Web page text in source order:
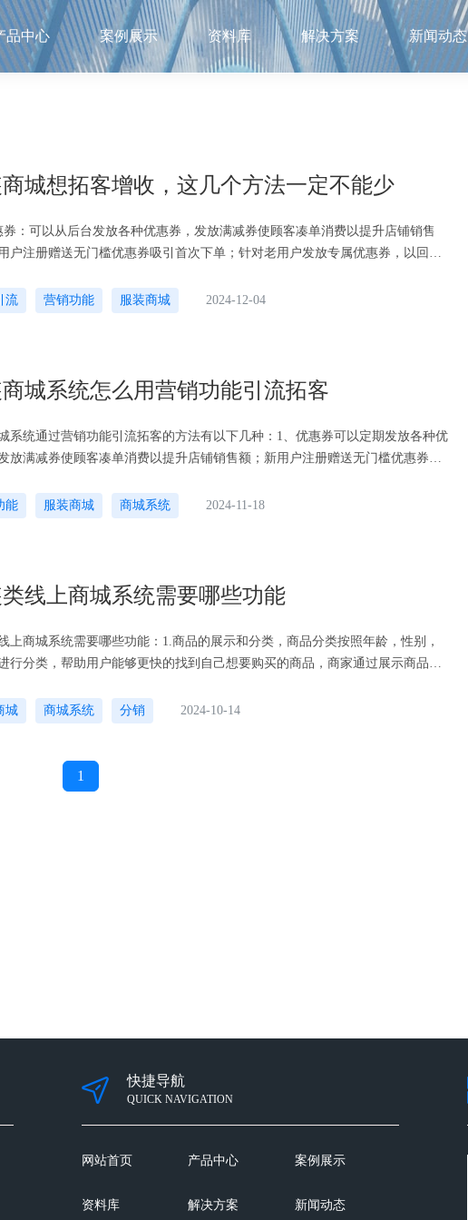
品中心 案例展示 资料库 解决方案 新闻动态
城想拓客增收，这几个方法一定不能少
券：可以从后台发放各种优惠券，发放满减券使顾客凑单消费以提升店铺销售
户注册赠送无门槛优惠券吸引首次下单；针对老用户发放专属优惠券，以回馈
流
营销功能 服装商城 2024-12-04
城系统怎么用营销功能引流拓客
系统通过营销功能引流拓客的方法有以下几种：1、优惠券可以定期发放各种优
放满减券使顾客凑单消费以提升店铺销售额；新用户注册赠送无门槛优惠券吸
能
服装商城 商城系统 2024-11-18
线上商城系统需要哪些功能
上商城系统需要哪些功能：1.商品的展示和分类，商品分类按照年龄，性别，
行分类，帮助用户能够更快的找到自己想要购买的商品，商家通过展示商品的
城
商城系统 分销 2024-10-14
1
快捷导航
QUICK NAVIGATION
网站首页 产品中心 案例展示
资料库 解决方案 新闻动态